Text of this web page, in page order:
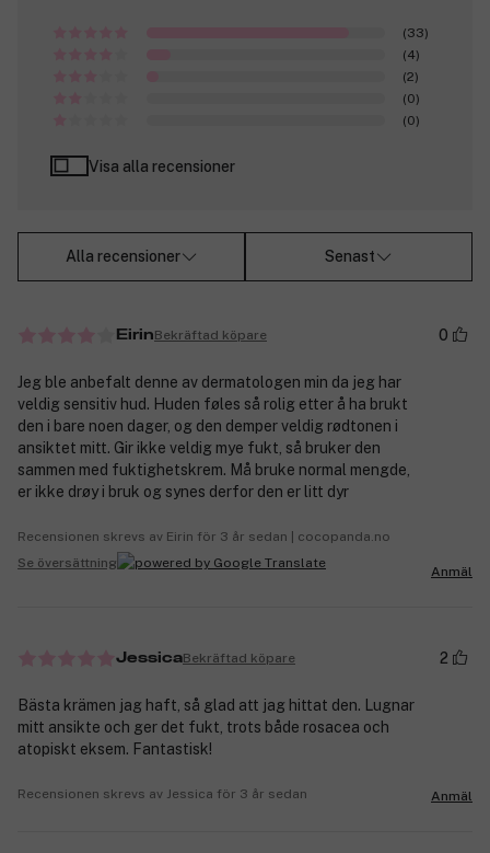
(33)
(4)
(2)
(0)
(0)
Visa alla recensioner
Alla recensioner Senast
EirinBekräftad köpare 0
Jeg ble anbefalt denne av dermatologen min da jeg har
veldig sensitiv hud. Huden føles så rolig etter å ha brukt
den i bare noen dager, og den demper veldig rødtonen i
ansiktet mitt. Gir ikke veldig mye fukt, så bruker den
sammen med fuktighetskrem. Må bruke normal mengde,
er ikke drøy i bruk og synes derfor den er litt dyr
Recensionen skrevs av Eirin för 3 år sedan | cocopanda.no
Se översättning
Anmäl
JessicaBekräftad köpare 2
Bästa krämen jag haft, så glad att jag hittat den. Lugnar
mitt ansikte och ger det fukt, trots både rosacea och
atopiskt eksem. Fantastisk!
Recensionen skrevs av Jessica för 3 år sedan Anmäl